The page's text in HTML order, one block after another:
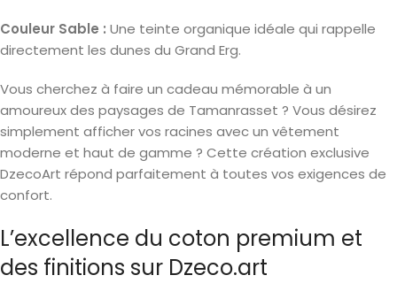
Couleur Sable : Une teinte organique idéale qui rappelle
directement les dunes du Grand Erg.
Vous cherchez à faire un cadeau mémorable à un
amoureux des paysages de Tamanrasset ? Vous désirez
simplement afficher vos racines avec un vêtement
moderne et haut de gamme ? Cette création exclusive
DzecoArt répond parfaitement à toutes vos exigences de
confort.
L’excellence du coton premium et
des finitions sur Dzeco.art